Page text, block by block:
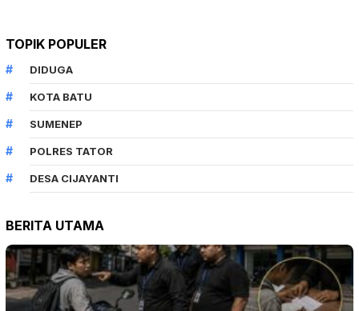
TOPIK POPULER
DIDUGA
KOTA BATU
SUMENEP
POLRES TATOR
DESA CIJAYANTI
BERITA UTAMA